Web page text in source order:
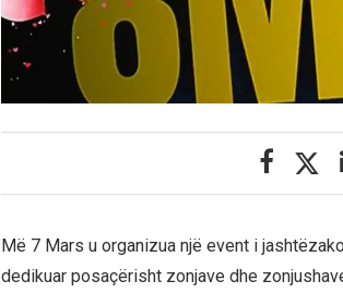
Më 7 Mars u organizua një event i
dedikuar posaçërisht zonjave dhe